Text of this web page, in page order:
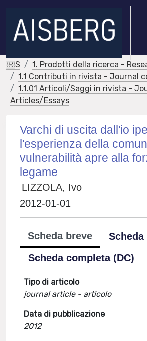
IRIS
1. Prodotti della ricerca -
1.1 Contributi in rivista - Journal
1.1.01 Articoli/Saggi in rivista -
Articles/Essays
Varchi di uscita dall'io
l'esperienza della
vulnerabilità apre alla
legame
LIZZOLA, Ivo
2012-01-01
Scheda breve
Scheda completa (DC)
Tipo di articolo
journal article - articolo
Data di pubblicazione
2012